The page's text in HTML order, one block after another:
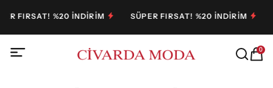
FIRSAT! %20 İNDİRİM SÜPER FIRSAT! %20 İNDİRİM
0